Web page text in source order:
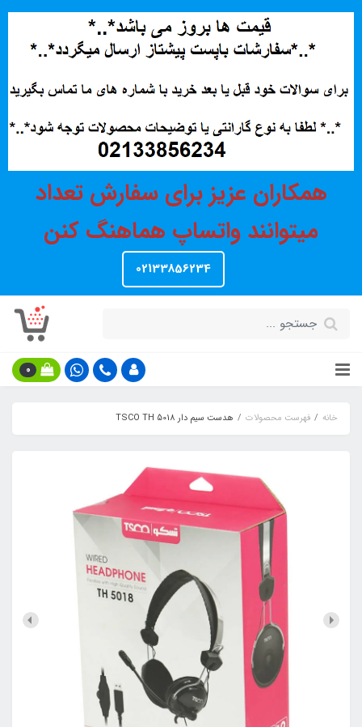
همکاران عزیز برای سفارش تعداد
میتوانند واتساپ هماهنگ کنن
02133856234
0
خانه فهرست محصولات هدست سیم دار TSCO TH 5018